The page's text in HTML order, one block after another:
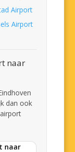
Airport
Airport
naar
dan ook
naar